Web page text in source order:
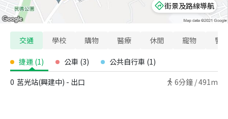
街景及路線導航
交通 學校 購物 醫療 休閒 寵物 警
捷運 (1) 公車 (3) 公共自行車 (1)
0 莒光站(興建中) - 出口 6分鐘 /491m